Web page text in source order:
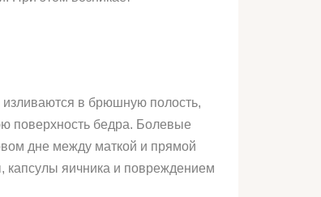
в брюшную полость,
поверхность бедра. Болевые
дне между маткой и прямой
капсулы яичника и повреждением